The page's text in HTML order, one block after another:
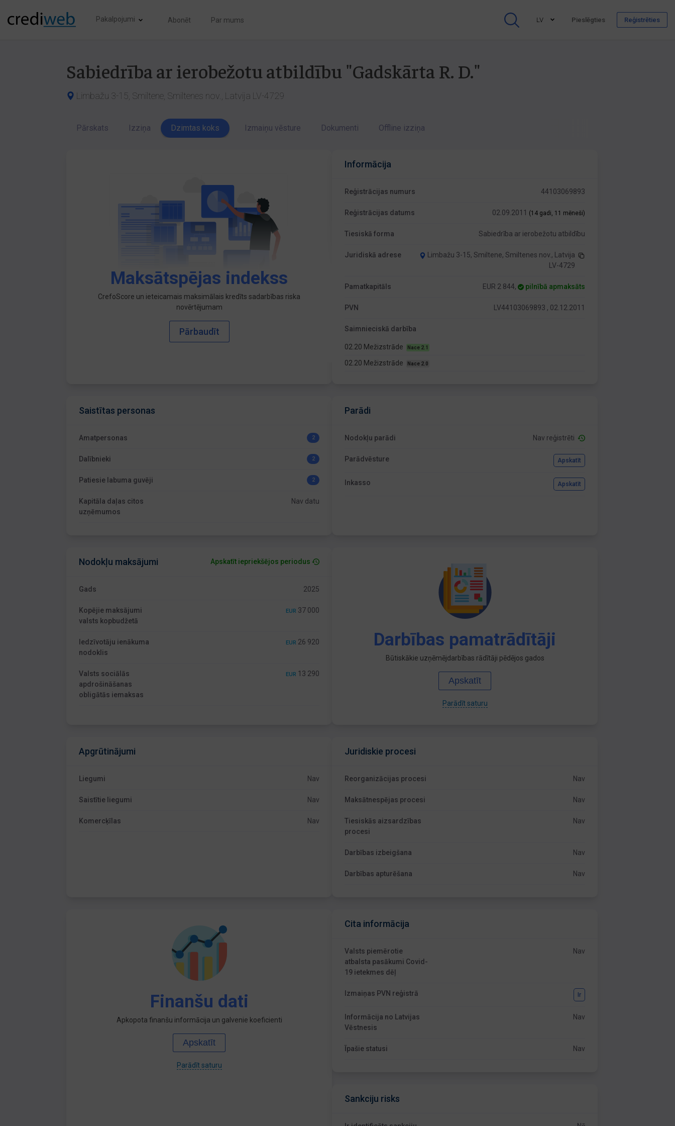
Pakalpojumi Abonēt Par mums LV Pieslēgties Reģistrēties
Sabiedrība ar ierobežotu atbildību "Gadskārta R. D."
Limbažu 3-15, Smiltene, Smiltenes nov., Latvija LV-4729
Pārskats Izziņa Dzimtas koks Izmaiņu vēsture Dokumenti Offline izziņa
Maksātspējas indekss
CrefoScore un ieteicamais maksimālais kredīts sadarbības riska
novērtējumam
Pārbaudīt
Informācija
Reģistrācijas numurs 44103069893
Reģistrācijas datums 02.09.2011 (14 gadi, 11 mēneši)
Tiesiskā forma Sabiedrība ar ierobežotu atbildību
Juridiskā adrese
Limbažu 3-15, Smiltene, Smiltenes nov., Latvija
LV-4729
Pamatkapitāls EUR 2 844, pilnībā apmaksāts
PVN LV44103069893 , 02.12.2011
Saimnieciskā darbība
02.20 Mežizstrāde Nace 2.1
02.20 Mežizstrāde Nace 2.0
Saistītas personas
Amatpersonas 2
Dalībnieki 2
Patiesie labuma guvēji 2
Kapitāla daļas citos
uzņēmumos
Nav datu
Parādi
Nodokļu parādi Nav reģistrēti
Parādvēsture Apskatīt
Inkasso Apskatīt
Nodokļu maksājumi Apskatīt iepriekšējos periodus
Gads 2025
Kopējie maksājumi
valsts kopbudžetā
EUR 37 000
Iedzīvotāju ienākuma
nodoklis
EUR 26 920
Valsts sociālās
apdrošināšanas
obligātās iemaksas
EUR 13 290
Darbības pamatrādītāji
Būtiskākie uzņēmējdarbības rādītāji pēdējos gados
Apskatīt
Parādīt saturu
Apgrūtinājumi
Liegumi Nav
Saistītie liegumi Nav
Komercķīlas Nav
Juridiskie procesi
Reorganizācijas procesi Nav
Maksātnespējas procesi Nav
Tiesiskās aizsardzības
procesi
Nav
Darbības izbeigšana Nav
Darbības apturēšana Nav
Finanšu dati
Apkopota finanšu informācija un galvenie koeficienti
Apskatīt
Parādīt saturu
Cita informācija
Valsts piemērotie
atbalsta pasākumi Covid-
19 ietekmes dēļ
Nav
Izmaiņas PVN reģistrā Ir
Informācija no Latvijas
Vēstnesis
Nav
Īpašie statusi Nav
Sankciju risks